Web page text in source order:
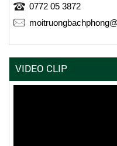
0772 05 3872
VIDEO CLIP